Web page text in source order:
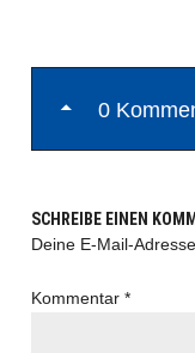
0
SCHREIBE EINEN
Deine E-Mail-
Kommentar*